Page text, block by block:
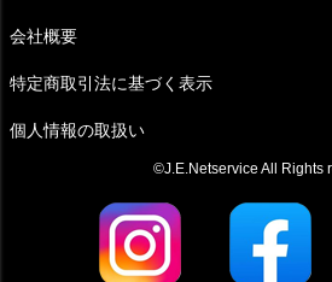
会社概要
特定商取引法に基づく表示
個人情報の取扱い
©J.E.Netservice All Rights